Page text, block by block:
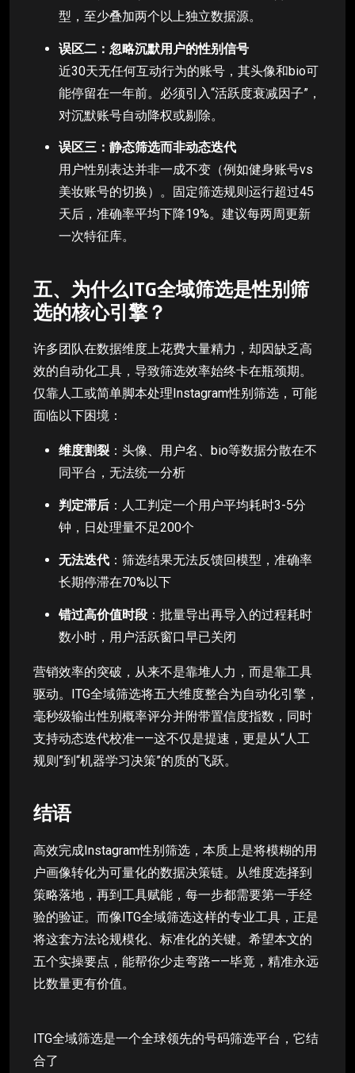
型，至少叠加两个以上独立数据源。
误区二：忽略沉默用户的性别信号
近30天无任何互动行为的账号，其头像和bio可
能停留在一年前。必须引入“活跃度衰减因子”，
对沉默账号自动降权或剔除。
误区三：静态筛选而非动态迭代
用户性别表达并非一成不变（例如健身账号vs
美妆账号的切换）。固定筛选规则运行超过45
天后，准确率平均下降19%。建议每两周更新
一次特征库。
五、为什么ITG全域筛选是性别筛
选的核心引擎？
许多团队在数据维度上花费大量精力，却因缺乏高
效的自动化工具，导致筛选效率始终卡在瓶颈期。
仅靠人工或简单脚本处理Instagram性别筛选，可能
面临以下困境：
维度割裂 ：头像、用户名、bio等数据分散在不
同平台，无法统一分析
判定滞后 ：人工判定一个用户平均耗时3-5分
钟，日处理量不足200个
无法迭代 ：筛选结果无法反馈回模型，准确率
长期停滞在70%以下
错过高价值时段 ：批量导出再导入的过程耗时
数小时，用户活跃窗口早已关闭
营销效率的突破，从来不是靠堆人力，而是靠工具
驱动。ITG全域筛选将五大维度整合为自动化引擎，
毫秒级输出性别概率评分并附带置信度指数，同时
支持动态迭代校准——这不仅是提速，更是从“人工
规则”到“机器学习决策”的质的飞跃。
结语
高效完成Instagram性别筛选，本质上是将模糊的用
户画像转化为可量化的数据决策链。从维度选择到
策略落地，再到工具赋能，每一步都需要第一手经
验的验证。而像ITG全域筛选这样的专业工具，正是
将这套方法论规模化、标准化的关键。希望本文的
五个实操要点，能帮你少走弯路——毕竟，精准永远
比数量更有价值。
ITG全域筛选是一个全球领先的号码筛选平台，它结
合了